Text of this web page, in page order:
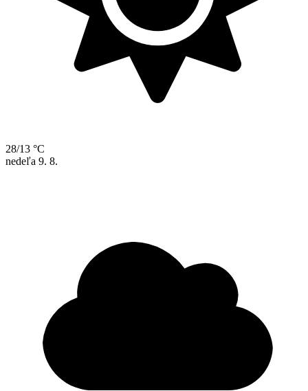
28/13 °C
nedeľa 9. 8.